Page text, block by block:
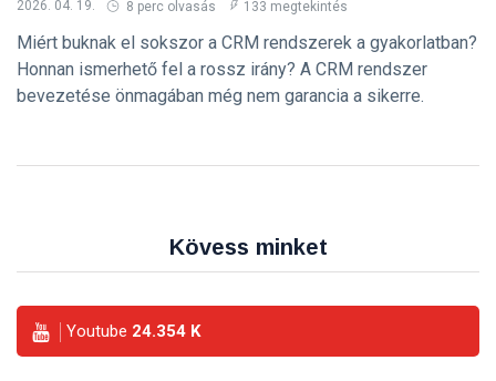
2026. 04. 19. 8 perc olvasás 133 megtekintés
Miért buknak el sokszor a CRM rendszerek a gyakorlatban?
Honnan ismerhető fel a rossz irány? A CRM rendszer
bevezetése önmagában még nem garancia a sikerre.
Kövess minket
Youtube 24.354 K